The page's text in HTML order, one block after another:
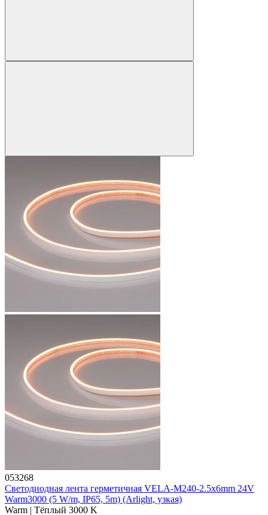
053268
Светодиодная лента герметичная VELA-M240-2.5x6mm 24V
Warm3000 (5 W/m, IP65, 5m) (Arlight, узкая)
Warm | Тёплый 3000 K